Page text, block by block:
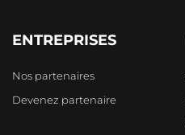
ENTREPRISES
Nos partenaires
Devenez partenaire